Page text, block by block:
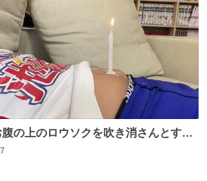
の上のロウソクを吹き消さんとする
ったし、お産後の股裂け状態でのト
い安村の体勢」が1番楽